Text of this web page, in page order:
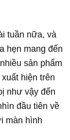
tuần nữa, và
hẹn mang đến
sản phẩm
hiện trên
như vậy đến
đầu tiên về
màn hình